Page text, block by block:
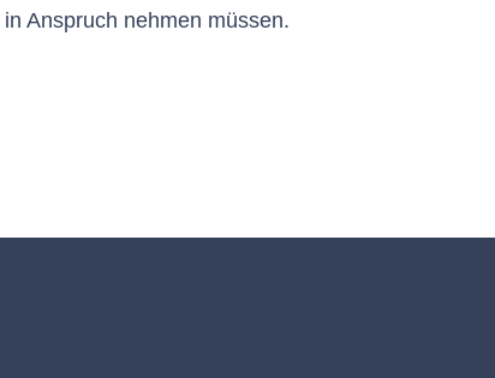
Anspruch nehmen müssen.